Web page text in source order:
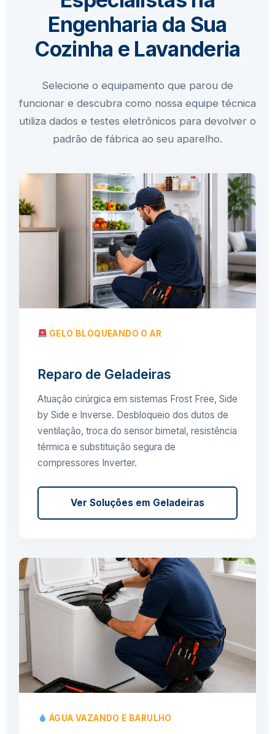
Engenharia da Sua
Cozinha e Lavanderia
Selecione o equipamento que parou de
funcionar e descubra como nossa equipe técnica
utiliza dados e testes eletrônicos para devolver o
padrão de fábrica ao seu aparelho.
GELO BLOQUEANDO O AR
Reparo de Geladeiras
Atuação cirúrgica em sistemas Frost Free, Side
by Side e Inverse. Desbloqueio dos dutos de
ventilação, troca do sensor bimetal, resistência
térmica e substituição segura de
compressores Inverter.
Ver Soluções em Geladeiras
ÁGUA VAZANDO E BARULHO